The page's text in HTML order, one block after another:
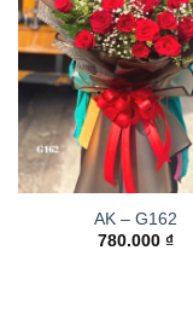
AK – G162
780.000 ₫